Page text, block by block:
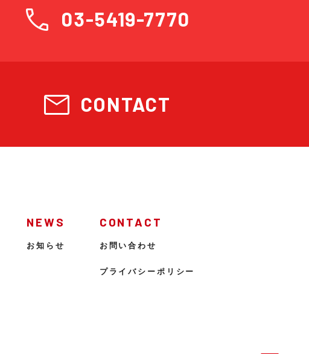
call 03-5419-7770
mail CONTACT
NEWS
お知らせ
CONTACT
お問い合わせ
プライバシーポリシー